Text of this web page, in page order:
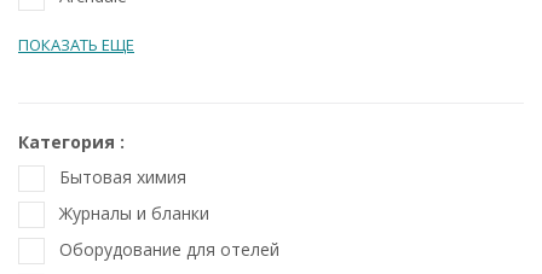
ПОКАЗАТЬ ЕЩЕ
Категория
Бытовая химия
Журналы и бланки
Оборудование для отелей